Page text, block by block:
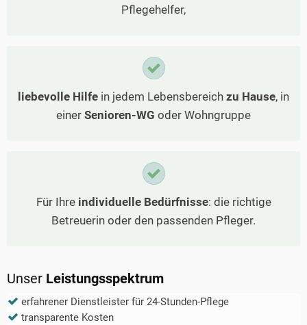
Pflegehelfer,
liebevolle Hilfe in jedem Lebensbereich zu Hause, in
einer Senioren-WG oder Wohngruppe
Für Ihre individuelle Bedürfnisse: die richtige
Betreuerin oder den passenden Pfleger.
Unser Leistungsspektrum
erfahrener Dienstleister für 24-Stunden-Pflege
transparente Kosten